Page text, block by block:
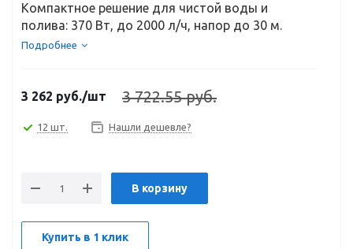
Компактное решение для чистой воды и
полива: 370 Вт, до 2000 л/ч, напор до 30 м.
Подробнее
3 262 руб./шт 3 722.55 руб.
12 шт. Нашли дешевле?
В корзину
Купить в 1 клик